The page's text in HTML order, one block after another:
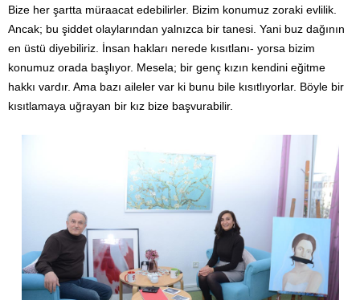
Bize her şartta müraacat edebilirler. Bizim konumuz zoraki evlilik.
Ancak; bu şiddet olaylarından yalnızca bir tanesi. Yani buz dağının
en üstü diyebiliriz. İnsan hakları nerede kısıtlanı- yorsa bizim
konumuz orada başlıyor. Mesela; bir genç kızın kendini eğitme
hakkı vardır. Ama bazı aileler var ki bunu bile kısıtlıyorlar. Böyle bir
kısıtlamaya uğrayan bir kız bize başvurabilir.